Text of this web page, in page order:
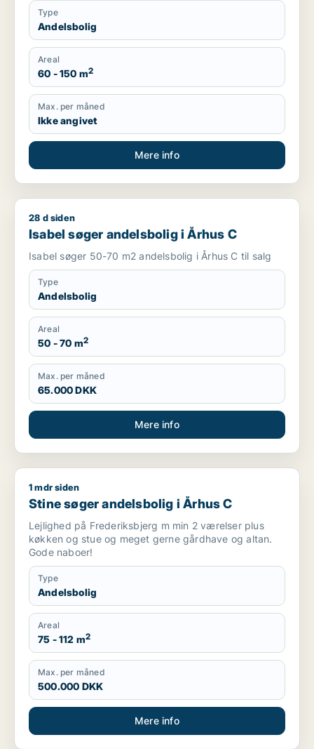
Type
Andelsbolig
Areal
60 - 150 m2
Max. per måned
Ikke angivet
Mere info
Isabel søger andelsbolig i Århus C
28 d siden
Isabel søger andelsbolig i Århus C
Isabel søger 50-70 m2 andelsbolig i Århus C til salg
Type
Andelsbolig
Areal
50 - 70 m2
Max. per måned
65.000 DKK
Mere info
Stine søger andelsbolig i Århus C
1 mdr siden
Stine søger andelsbolig i Århus C
Lejlighed på Frederiksbjerg m min 2 værelser plus
køkken og stue og meget gerne gårdhave og altan.
Gode naboer!
Type
Andelsbolig
Areal
75 - 112 m2
Max. per måned
500.000 DKK
Mere info